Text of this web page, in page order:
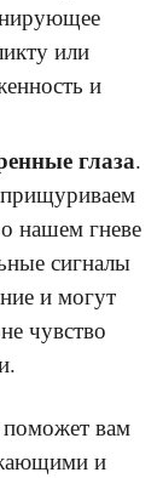
или
и
глаза.
о нашем гневе
сигналы
и могут
чувство
поможет вам
и